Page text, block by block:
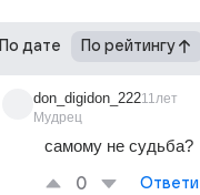
По дате По рейтингу
don_digidon_222
Мудрец
11лет
самому не судьба?
0